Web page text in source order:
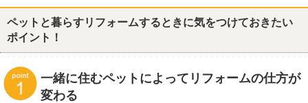
ペットと暮らすリフォームするときに気をつけておきたい
ポイント！
一緒に住むペットによってリフォームの仕方が
変わる